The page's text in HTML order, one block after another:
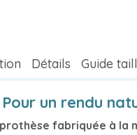
Détails Guide
un rendu
prothèse fabriquée à la